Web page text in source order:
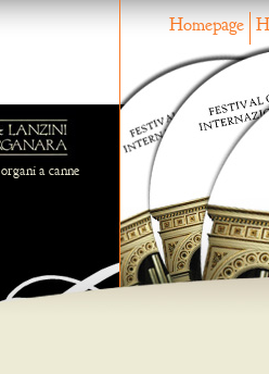
Homepage
a canne